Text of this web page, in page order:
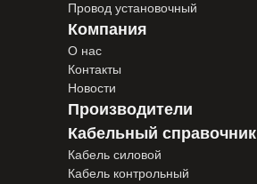
Провод установочный
Компания
О нас
Контакты
Новости
Производители
Кабельный справочник
Кабель силовой
Кабель контрольный